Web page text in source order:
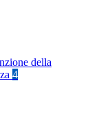
della
4